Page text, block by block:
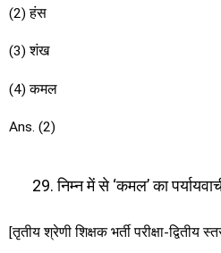
(2) हंस
(3) शंख
(4) कमल
Ans. (2)
निम्न में से ‘कमल’ का
[तृतीय श्रेणी शिक्षक भर्ती परीक्षा-द्वितीय